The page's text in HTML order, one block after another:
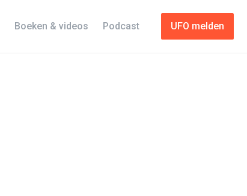
UFO melden
Boeken & videos Podcast